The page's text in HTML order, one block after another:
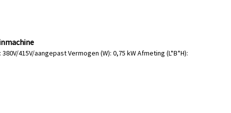
415V/aangepast Vermogen (W): 0,75 kW Afmeting (L*B*H):